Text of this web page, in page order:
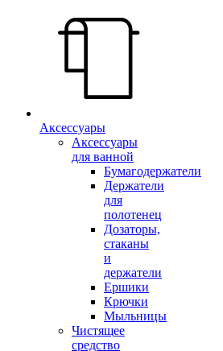
Аксессуары
Аксессуары
для ванной
Бумагодержатели
Держатели
для
полотенец
Дозаторы,
стаканы
и
держатели
Ершики
Крючки
Мыльницы
Чистящее
средство